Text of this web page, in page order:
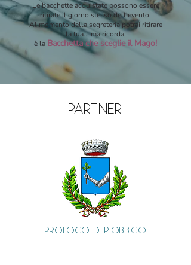
Le bacchette acquistate possono essere
ritirate il giorno stesso dell'evento.
Al momento della segreteria potrai ritirare
la tua... ma ricorda,
è la Bacchetta che sceglie il Mago!
PARTNER
PROLOCO DI PIOBBICO